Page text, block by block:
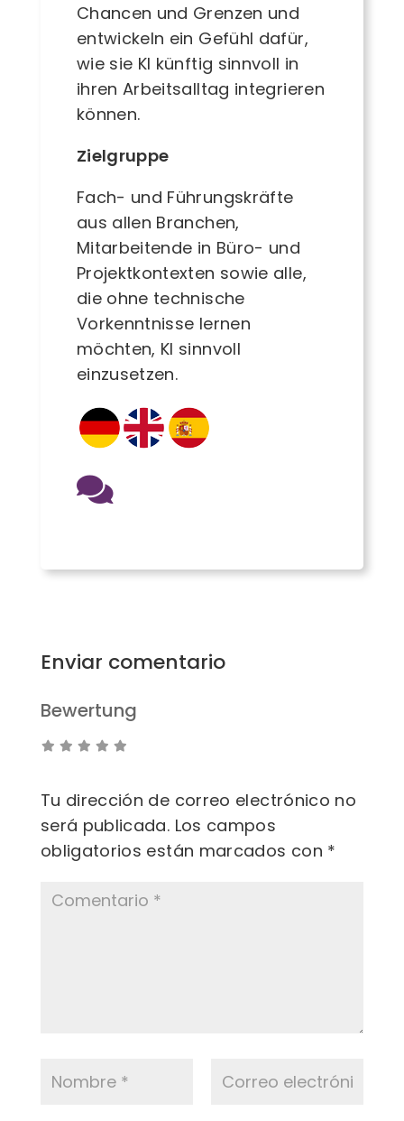
Chancen und Grenzen und
entwickeln ein Gefühl dafür,
wie sie KI künftig sinnvoll in
ihren Arbeitsalltag integrieren
können.
Zielgruppe
Fach- und Führungskräfte
aus allen Branchen,
Mitarbeitende in Büro- und
Projektkontexten sowie alle,
die ohne technische
Vorkenntnisse lernen
möchten, KI sinnvoll
einzusetzen.
Enviar comentario
Tu dirección de correo electrónico no
será publicada. Los campos
obligatorios están marcados con *
Bewertung